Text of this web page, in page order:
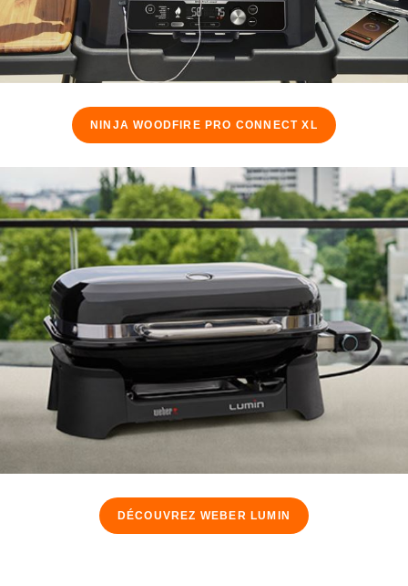
NINJA WOODFIRE PRO CONNECT XL
DÉCOUV REZ WEBER LUMIN